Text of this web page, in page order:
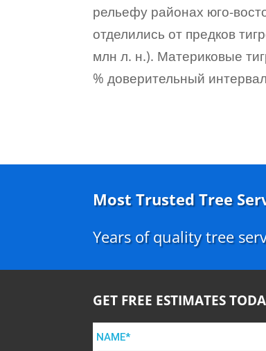
рельефу районах юго-
отделились от предков
млн л. н.). Материковые
% доверительный
Most Trusted Tree
Years of quality tree
GET FREE ESTIMATES
NAME*